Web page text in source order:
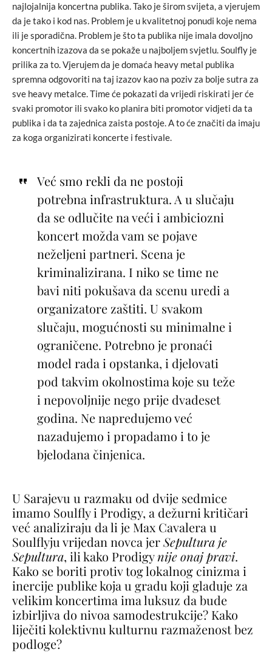
najlojalnija koncertna publika. Tako je širom svijeta, a vjerujem
da je tako i kod nas. Problem je u kvalitetnoj ponudi koje nema
ili je sporadična. Problem je što ta publika nije imala dovoljno
koncertnih izazova da se pokaže u najboljem svjetlu. Soulfly je
prilika za to. Vjerujem da je domaća heavy metal publika
spremna odgovoriti na taj izazov kao na poziv za bolje sutra za
sve heavy metalce. Time će pokazati da vrijedi riskirati jer će
svaki promotor ili svako ko planira biti promotor vidjeti da ta
publika i da ta zajednica zaista postoje. A to će značiti da imaju
za koga organizirati koncerte i festivale.
Već smo rekli da ne postoji
potrebna infrastruktura. A u slučaju
da se odlučite na veći i ambiciozni
koncert možda vam se pojave
neželjeni partneri. Scena je
kriminalizirana. I niko se time ne
bavi niti pokušava da scenu uredi a
organizatore zaštiti. U svakom
slučaju, mogućnosti su minimalne i
ograničene. Potrebno je pronaći
model rada i opstanka, i djelovati
pod takvim okolnostima koje su teže
i nepovoljnije nego prije dvadeset
godina. Ne napredujemo već
nazadujemo i propadamo i to je
bjelodana činjenica.
U Sarajevu u razmaku od dvije sedmice
imamo Soulfly i Prodigy, a dežurni kritičari
već analiziraju da li je Max Cavalera u
Soulflyju vrijedan novca jerSepultura je
Sepultura, ili kako Prodigynije onaj pravi.
Kako se boriti protiv tog lokalnog cinizma i
inercije publike koja u gradu koji gladuje za
velikim koncertima ima luksuz da bude
izbirljiva do nivoa samodestrukcije? Kako
liječiti kolektivnu kulturnu razmaženost bez
podloge?